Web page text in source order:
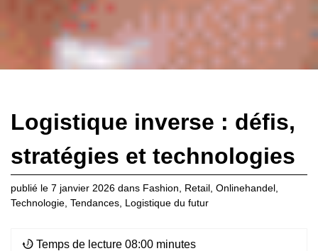
Logistique inverse : défis,
stratégies et technologies
publié le 7 janvier 2026 dans Fashion Retail Onlinehandel
Technologie Tendances Logistique du futur
Temps de lecture 08:00 minutes